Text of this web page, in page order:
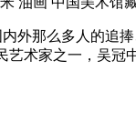
外那么多人的追
艺术家之一，吴